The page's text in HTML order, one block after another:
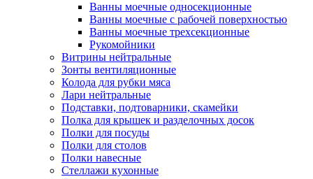
Ванны моечные односекционные
Ванны моечные с рабочей поверхностью
Ванны моечные трехсекционные
Рукомойники
Витрины нейтральные
Зонты вентиляционные
Колода для рубки мяса
Лари нейтральные
Подставки, подтоварники, скамейки
Полка для крышек и разделочных досок
Полки для посуды
Полки для столов
Полки навесные
Стеллажи кухонные